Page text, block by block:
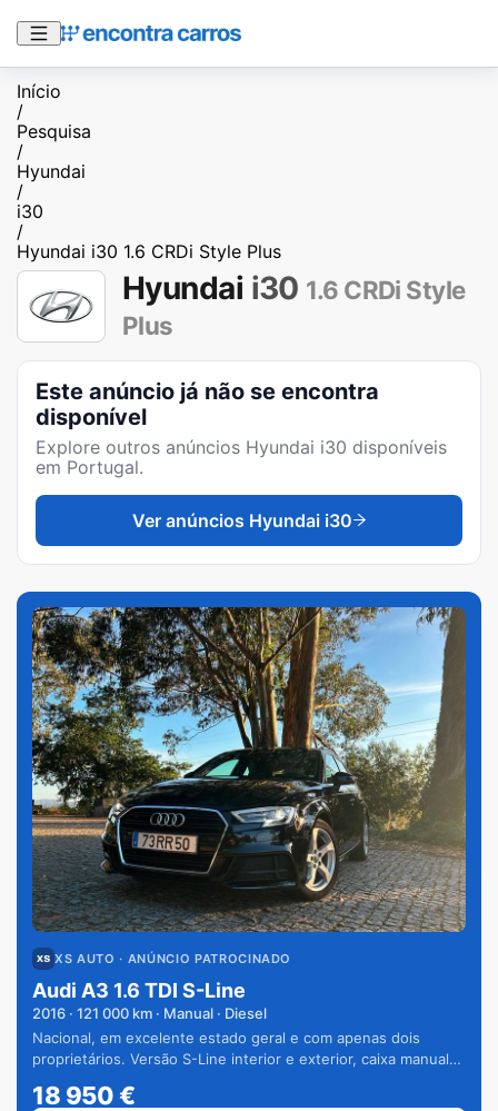
Início
/
Pesquisa
/
Hyundai
/
i30
/
Hyundai i30 1.6 CRDi Style Plus
Hyundai i30 1.6 CRDi Style
Plus
Este anúncio já não se encontra
disponível
Explore outros anúncios Hyundai i30 disponíveis
em Portugal.
Ver anúncios Hyundai i30
XS AUTO · ANÚNCIO PATROCINADO
Audi A3 1.6 TDI S-Line
2016 · 121 000 km · Manual · Diesel
Nacional, em excelente estado geral e com apenas dois
proprietários. Versão S-Line interior e exterior, caixa manual
18 950€